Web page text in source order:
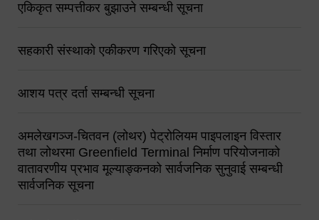
एकिकृत सम्पत्तीकर बुझाउने सम्बन्धी सूचना
सहकारी संस्थाको एकीकरण गरिएको सूचना
आशय पत्र दर्ता सम्बन्धी सूचना
अमलेखगञ्ज-चितवन (लोथर) पेट्रोलियम पाइपलाइन विस्तार
तथा लोथरमा Greenfield Terminal निर्माण परियोजनाको
वातावरणीय प्रभाव मूल्याङ्कनको सार्वजनिक सुनुवाई सम्बन्धी
सार्वजनिक सूचना